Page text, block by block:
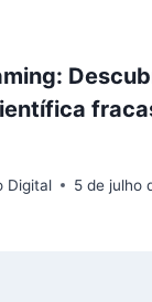
Digital 5 de julho